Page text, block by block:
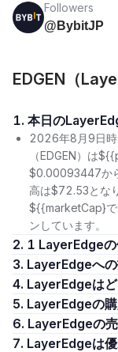
Followers
@BybitJP
EDGEN（
1. 本日の
2026年8月9日
（EDGEN）は
$0.00093447か
高は$72.53とな
${{marketCap}で
ンしています。
2. 1 LayerEdge
3. LayerEdgeへ
4. LayerEdgeは
5. LayerEdgeの
6. LayerEdgeの
7. LayerEdgeは